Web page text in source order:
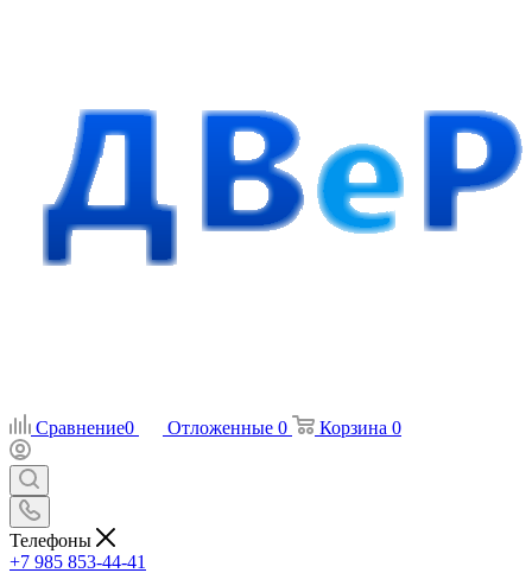
Сравнение0 Отложенные 0 Корзина 0
Телефоны
+7 985 853-44-41